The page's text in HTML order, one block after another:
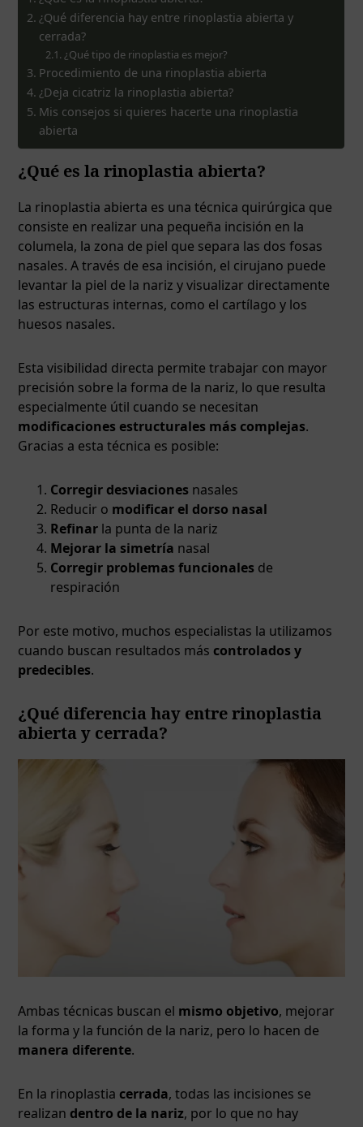
¿Qué diferencia hay entre rinoplastia abierta y
cerrada?
¿Qué tipo de rinoplastia es mejor?
Procedimiento de una rinoplastia abierta
¿Deja cicatriz la rinoplastia abierta?
Mis consejos si quieres hacerte una rinoplastia
abierta
¿Qué es la rinoplastia abierta?
La rinoplastia abierta es una técnica quirúrgica que
consiste en realizar una pequeña incisión en la
columela, la zona de piel que separa las dos fosas
nasales. A través de esa incisión, el cirujano puede
levantar la piel de la nariz y visualizar directamente
las estructuras internas, como el cartílago y los
huesos nasales.
Esta visibilidad directa permite trabajar con mayor
precisión sobre la forma de la nariz, lo que resulta
especialmente útil cuando se necesitan
modificaciones estructurales más complejas.
Gracias a esta técnica es posible:
Corregir desviaciones nasales
Reducir o modificar el dorso nasal
Refinar la punta de la nariz
Mejorar la simetría nasal
Corregir problemas funcionales de
respiración
Por este motivo, muchos especialistas la utilizamos
cuando buscan resultados más controlados y
predecibles.
¿Qué diferencia hay entre rinoplastia
abierta y cerrada?
Ambas técnicas buscan el mismo objetivo, mejorar
la forma y la función de la nariz, pero lo hacen de
manera diferente.
En la rinoplastia cerrada, todas las incisiones se
realizan dentro de la nariz, por lo que no hay